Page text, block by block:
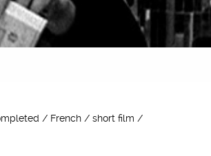
/ French / short film /